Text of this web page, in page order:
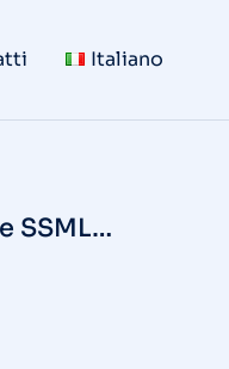
Italiano
SSML…